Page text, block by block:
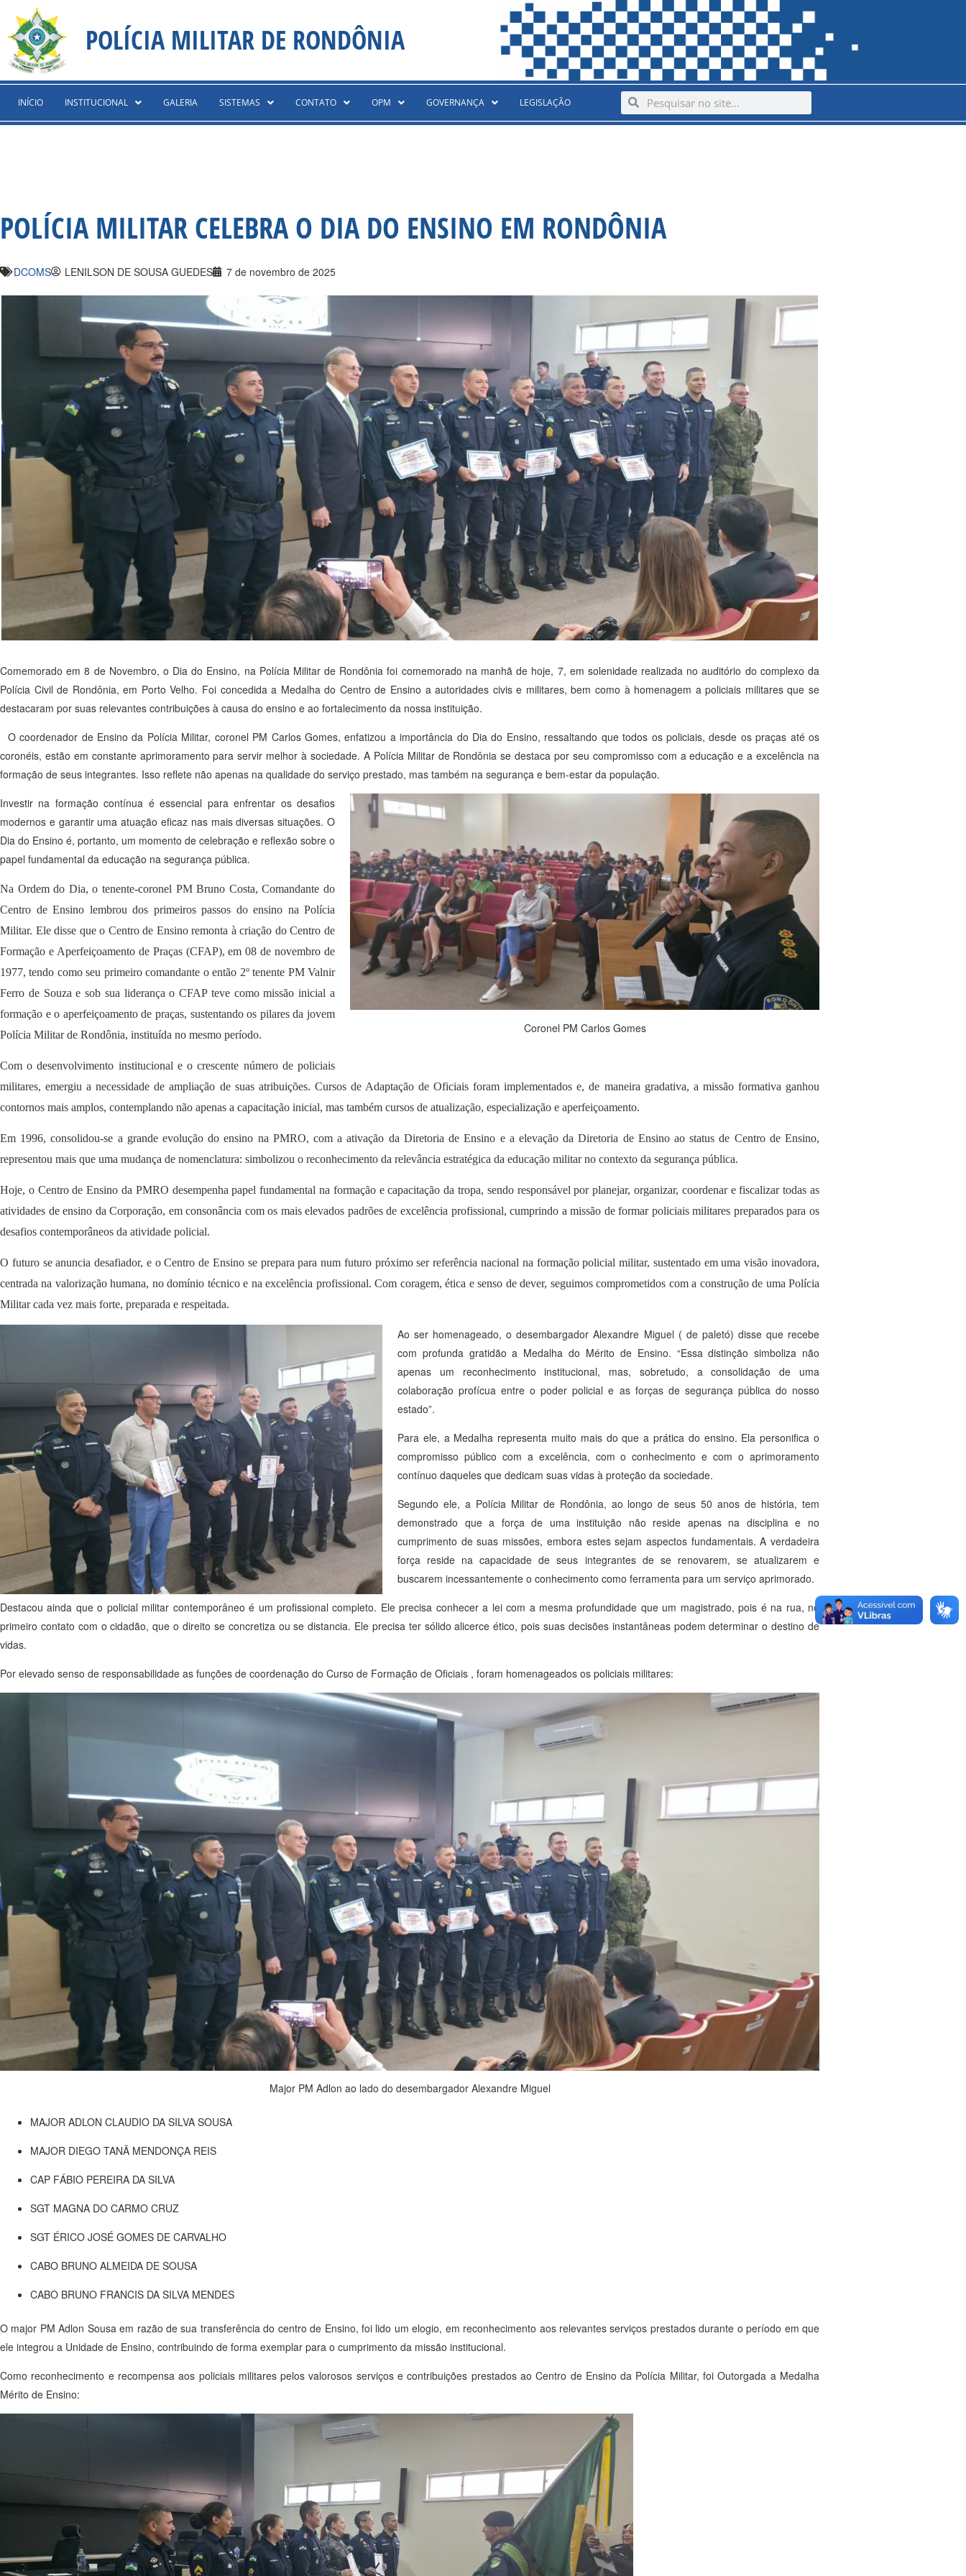
content
para
conteúdo
POLÍCIA MILITAR DE RONDÔNIA
INÍCIO INSTITUCIONAL GALERIA SISTEMAS CONTATO OPM GOVERNANÇA LEGISLAÇÃO SearchSearch
POLÍCIA MILITAR CELEBRA O DIA DO ENSINO EM RONDÔNIA
DCOMS LENILSON DE SOUSA GUEDES 7 de novembro de 2025
Comemorado em 8 de Novembro, o Dia do Ensino, na Polícia Militar de Rondônia foi comemorado na manhã de hoje, 7, em solenidade realizada no auditório do complexo da
Polícia Civil de Rondônia, em Porto Velho. Foi concedida a Medalha do Centro de Ensino a autoridades civis e militares, bem como à homenagem a policiais militares que se
destacaram por suas relevantes contribuições à causa do ensino e ao fortalecimento da nossa instituição.
O coordenador de Ensino da Polícia Militar, coronel PM Carlos Gomes, enfatizou a importância do Dia do Ensino, ressaltando que todos os policiais, desde os praças até os
coronéis, estão em constante aprimoramento para servir melhor à sociedade. A Polícia Militar de Rondônia se destaca por seu compromisso com a educação e a excelência na
formação de seus integrantes. Isso reflete não apenas na qualidade do serviço prestado, mas também na segurança e bem-estar da população.
Coronel PM Carlos Gomes
Investir na formação contínua é essencial para enfrentar os desafios
modernos e garantir uma atuação eficaz nas mais diversas situações. O
Dia do Ensino é, portanto, um momento de celebração e reflexão sobre o
papel fundamental da educação na segurança pública.
Na Ordem do Dia, o tenente-coronel PM Bruno Costa, Comandante do
Centro de Ensino lembrou dos primeiros passos do ensino na Polícia
Militar. Ele disse que o Centro de Ensino remonta à criação do Centro de
Formação e Aperfeiçoamento de Praças (CFAP), em 08 de novembro de
1977, tendo como seu primeiro comandante o então 2º tenente PM Valnir
Ferro de Souza e sob sua liderança o CFAP teve como missão inicial a
formação e o aperfeiçoamento de praças, sustentando os pilares da jovem
Polícia Militar de Rondônia, instituída no mesmo período.
Com o desenvolvimento institucional e o crescente número de policiais
militares, emergiu a necessidade de ampliação de suas atribuições. Cursos de Adaptação de Oficiais foram implementados e, de maneira gradativa, a missão formativa ganhou
contornos mais amplos, contemplando não apenas a capacitação inicial, mas também cursos de atualização, especialização e aperfeiçoamento.
Em 1996, consolidou-se a grande evolução do ensino na PMRO, com a ativação da Diretoria de Ensino e a elevação da Diretoria de Ensino ao status de Centro de Ensino,
representou mais que uma mudança de nomenclatura: simbolizou o reconhecimento da relevância estratégica da educação militar no contexto da segurança pública.
Hoje, o Centro de Ensino da PMRO desempenha papel fundamental na formação e capacitação da tropa, sendo responsável por planejar, organizar, coordenar e fiscalizar todas as
atividades de ensino da Corporação, em consonância com os mais elevados padrões de excelência profissional, cumprindo a missão de formar policiais militares preparados para os
desafios contemporâneos da atividade policial.
O futuro se anuncia desafiador, e o Centro de Ensino se prepara para num futuro próximo ser referência nacional na formação policial militar, sustentado em uma visão inovadora,
centrada na valorização humana, no domínio técnico e na excelência profissional. Com coragem, ética e senso de dever, seguimos comprometidos com a construção de uma Polícia
Militar cada vez mais forte, preparada e respeitada.
Ao ser homenageado, o desembargador Alexandre Miguel ( de paletó) disse que recebe
com profunda gratidão a Medalha do Mérito de Ensino. “Essa distinção simboliza não
apenas um reconhecimento institucional, mas, sobretudo, a consolidação de uma
colaboração profícua entre o poder policial e as forças de segurança pública do nosso
estado”.
Para ele, a Medalha representa muito mais do que a prática do ensino. Ela personifica o
compromisso público com a excelência, com o conhecimento e com o aprimoramento
contínuo daqueles que dedicam suas vidas à proteção da sociedade.
Segundo ele, a Polícia Militar de Rondônia, ao longo de seus 50 anos de história, tem
demonstrado que a força de uma instituição não reside apenas na disciplina e no
cumprimento de suas missões, embora estes sejam aspectos fundamentais. A verdadeira
força reside na capacidade de seus integrantes de se renovarem, se atualizarem e
buscarem incessantemente o conhecimento como ferramenta para um serviço aprimorado.
Destacou ainda que o policial militar contemporâneo é um profissional completo. Ele precisa conhecer a lei com a mesma profundidade que um magistrado, pois é na rua, no
primeiro contato com o cidadão, que o direito se concretiza ou se distancia. Ele precisa ter sólido alicerce ético, pois suas decisões instantâneas podem determinar o destino de
vidas.
Por elevado senso de responsabilidade as funções de coordenação do Curso de Formação de Oficiais , foram homenageados os policiais militares:
Major PM Adlon ao lado do desembargador Alexandre Miguel
MAJOR ADLON CLAUDIO DA SILVA SOUSA
MAJOR DIEGO TANÃ MENDONÇA REIS
CAP FÁBIO PEREIRA DA SILVA
SGT MAGNA DO CARMO CRUZ
SGT ÉRICO JOSÉ GOMES DE CARVALHO
CABO BRUNO ALMEIDA DE SOUSA
CABO BRUNO FRANCIS DA SILVA MENDES
O major PM Adlon Sousa em razão de sua transferência do centro de Ensino, foi lido um elogio, em reconhecimento aos relevantes serviços prestados durante o período em que
ele integrou a Unidade de Ensino, contribuindo de forma exemplar para o cumprimento da missão institucional.
Como reconhecimento e recompensa aos policiais militares pelos valorosos serviços e contribuições prestados ao Centro de Ensino da Polícia Militar, foi Outorgada a Medalha
Mérito de Ensino: